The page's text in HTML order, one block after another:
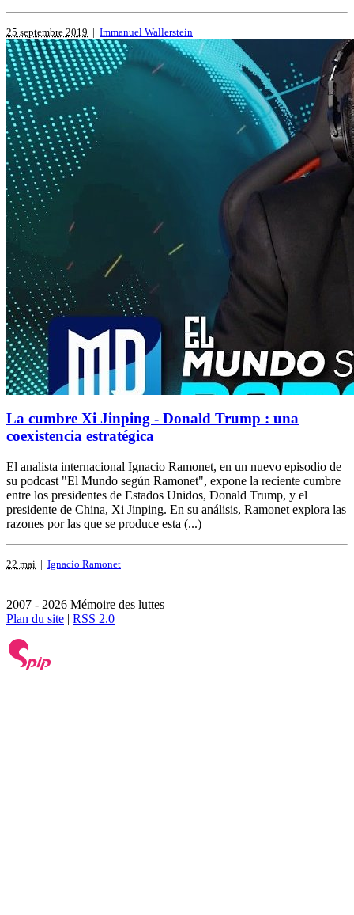
25 septembre 2019 | Immanuel Wallerstein
La cumbre Xi Jinping - Donald Trump : una
coexistencia estratégica
El analista internacional Ignacio Ramonet, en un nuevo episodio de
su podcast "El Mundo según Ramonet", expone la reciente cumbre
entre los presidentes de Estados Unidos, Donald Trump, y el
presidente de China, Xi Jinping. En su análisis, Ramonet explora las
razones por las que se produce esta (...)
22 mai | Ignacio Ramonet
2007 - 2026 Mémoire des luttes
Plan du site | RSS 2.0